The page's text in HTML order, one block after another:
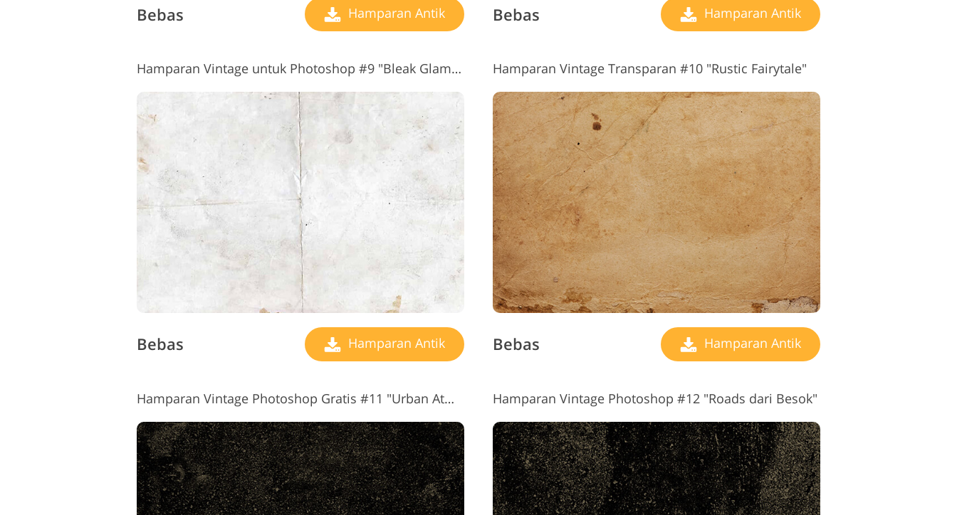
Bebas Hamparan Antik Bebas Hamparan Antik
Hamparan Vintage untuk Photoshop #9 "Bleak Glamour"
Bebas Hamparan Antik
Hamparan Vintage Transparan #10 "Rustic Fairytale"
Bebas Hamparan Antik
Hamparan Vintage Photoshop Gratis #11 "Urban Atmosphere" Hamparan Vintage Photoshop #12 "Roads dari Besok"